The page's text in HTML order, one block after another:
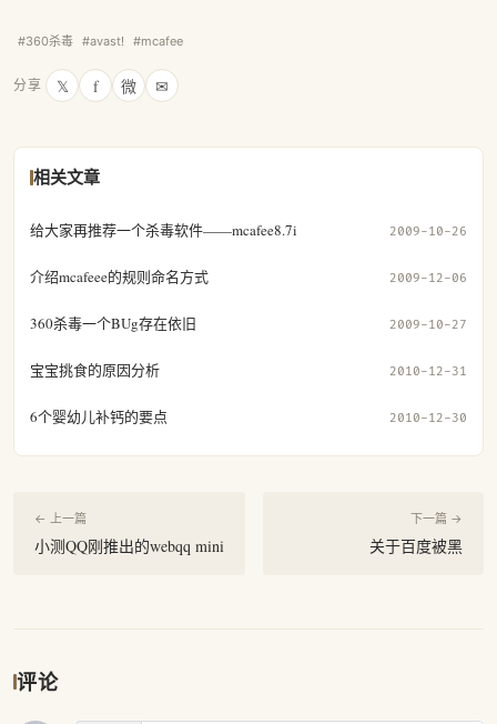
#360杀毒 #avast! #mcafee
分享 𝕏 f 微 ✉
相关文章
给大家再推荐一个杀毒软件——mcafee8.7i 2009-10-26
介绍mcafeee的规则命名方式 2009-12-06
360杀毒一个BUg存在依旧 2009-10-27
宝宝挑食的原因分析 2010-12-31
6个婴幼儿补钙的要点 2010-12-30
← 上一篇
小测QQ刚推出的webqq mini
下一篇 →
关于百度被黑
评论